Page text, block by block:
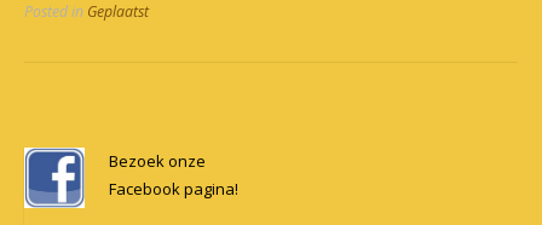
Posted in Geplaatst
navigation
Bezoek onze
Facebook pagina!